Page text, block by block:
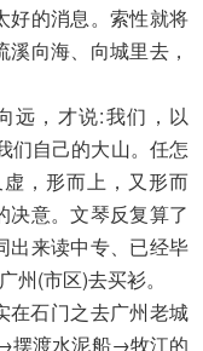
好的消息。索性就将
向海、向城里去，
，才说:我们，以
自己的大山。任怎
，形而上，又形而
决意。文琴反复算了
出来读中专、已经毕
州(市区)去买衫。
石门之去广州老城
摆渡水泥船→牧江的